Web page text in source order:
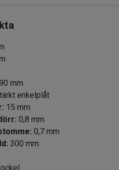
mm
enkelplåt
: 15 mm
: 0,8 mm
: 0,7 mm
: 300 mm